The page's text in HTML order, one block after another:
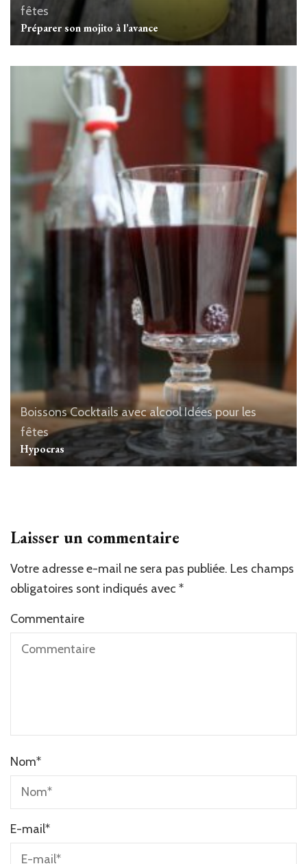
fêtes
Préparer son mojito à l’avance
BoissonsCocktails avec alcoolIdées pour les
fêtes
Hypocras
Laisser un commentaire
Votre adresse e-mail ne sera pas publiée. Les champs
obligatoires sont indiqués avec *
Commentaire
Nom*
E-mail*